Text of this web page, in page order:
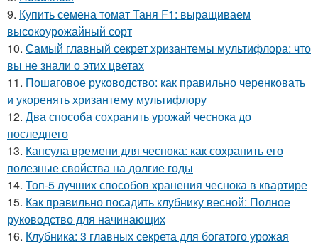
9. Купить семена томат Таня F1: выращиваем
высокоурожайный сорт
10. Самый главный секрет хризантемы мультифлора: что
вы не знали о этих цветах
11. Пошаговое руководство: как правильно черенковать
и укоренять хризантему мультифлору
12. Два способа сохранить урожай чеснока до
последнего
13. Капсула времени для чеснока: как сохранить его
полезные свойства на долгие годы
14. Топ-5 лучших способов хранения чеснока в квартире
15. Как правильно посадить клубнику весной: Полное
руководство для начинающих
16. Клубника: 3 главных секрета для богатого урожая